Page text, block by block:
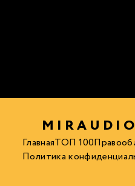
ГлавнаяТОП 100
Политика